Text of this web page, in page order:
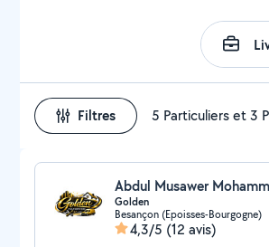
Filtres 5 Particuliers et 3
Golden
Besançon (Epoisses-Bourgogne)
4,3/5 (12 avis)